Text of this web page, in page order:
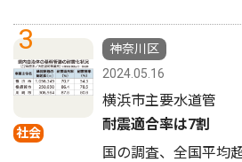
3
社会
神奈川区
2024.05.16
横浜市主要水道管
耐震適合率は7割
国の調査、全国平均